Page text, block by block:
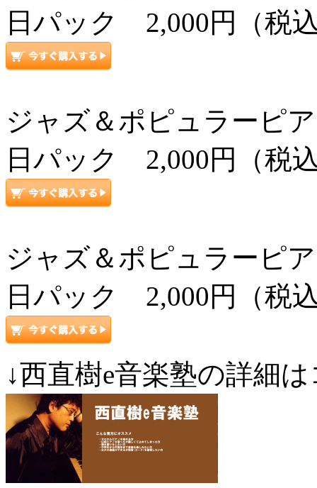
日パック 2,000円（税
ジャズ＆ポピュラーピ
日パック 2,000円（税
ジャズ＆ポピュラーピ
日パック 2,000円（税
↓西直樹e音楽塾の詳細